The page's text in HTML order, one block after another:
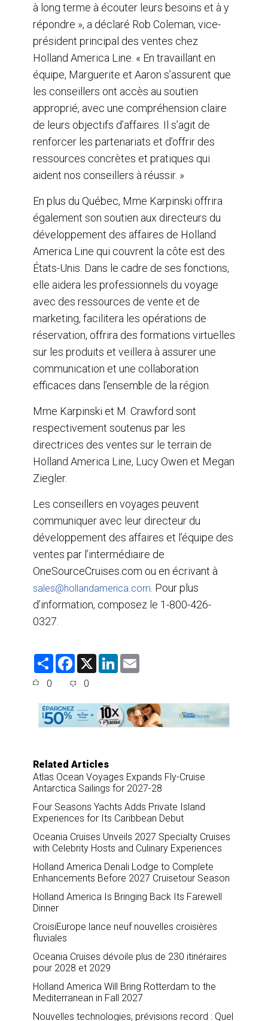
à long terme à écouter leurs besoins et à y
répondre », a déclaré Rob Coleman, vice-
président principal des ventes chez
Holland America Line. « En travaillant en
équipe, Marguerite et Aaron s’assurent que
les conseillers ont accès au soutien
approprié, avec une compréhension claire
de leurs objectifs d’affaires. Il s’agit de
renforcer les partenariats et d’offrir des
ressources concrètes et pratiques qui
aident nos conseillers à réussir. »
En plus du Québec, Mme Karpinski offrira
également son soutien aux directeurs du
développement des affaires de Holland
America Line qui couvrent la côte est des
États-Unis. Dans le cadre de ses fonctions,
elle aidera les professionnels du voyage
avec des ressources de vente et de
marketing, facilitera les opérations de
réservation, offrira des formations virtuelles
sur les produits et veillera à assurer une
communication et une collaboration
efficaces dans l’ensemble de la région.
Mme Karpinski et M. Crawford sont
respectivement soutenus par les
directrices des ventes sur le terrain de
Holland America Line, Lucy Owen et Megan
Ziegler.
Les conseillers en voyages peuvent
communiquer avec leur directeur du
développement des affaires et l’équipe des
ventes par l’intermédiaire de
OneSourceCruises.com ou en écrivant à
sales@hollandamerica.com . Pour plus
d’information, composez le 1-800-426-
0327.
S
F
e
o
o
k
X
L
d
I
n
0 0
Related Articles
Atlas Ocean Voyages Expands Fly-Cruise
Antarctica Sailings for 2027-28
Four Seasons Yachts Adds Private Island
Experiences for Its Caribbean Debut
Oceania Cruises Unveils 2027 Specialty Cruises
with Celebrity Hosts and Culinary Experiences
Holland America Denali Lodge to Complete
Enhancements Before 2027 Cruisetour Season
Holland America Is Bringing Back Its Farewell
Dinner
CroisiEurope lance neuf nouvelles croisières
fluviales
Oceania Cruises dévoile plus de 230 itinéraires
pour 2028 et 2029
Holland America Will Bring Rotterdam to the
Mediterranean in Fall 2027
Nouvelles technologies, prévisions record : Quel